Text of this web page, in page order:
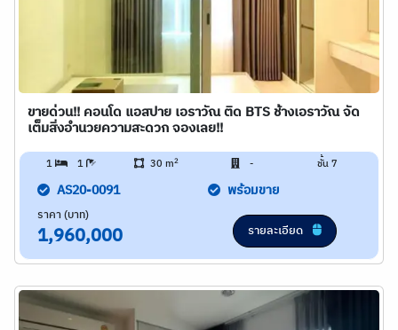
ขายด่วน!! คอนโด แอสปาย เอราวัณ ติด BTS ช้างเอราวัณ จัด
เต็มสิ่งอำนวยความสะดวก จองเลย!!
1 1 30 m2 - ชั้น 7
AS20-0091 พร้อมขาย
ราคา (บาท)
1,960,000 รายละเอียด